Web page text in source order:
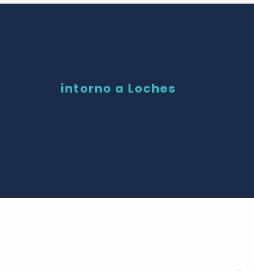
intorno a Loches